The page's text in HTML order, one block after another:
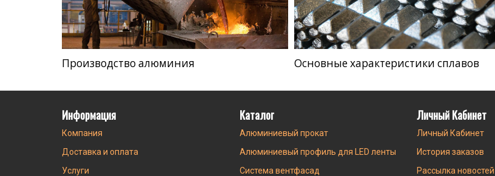
Производство алюминия Основные характеристики сплавов
Информация
Компания
Доставка и оплата
Услуги
Каталог
Алюминиевый прокат
Алюминиевый профиль для LED ленты
Система вентфасад
Личный Кабинет
Личный Кабинет
История заказов
Рассылка новостей